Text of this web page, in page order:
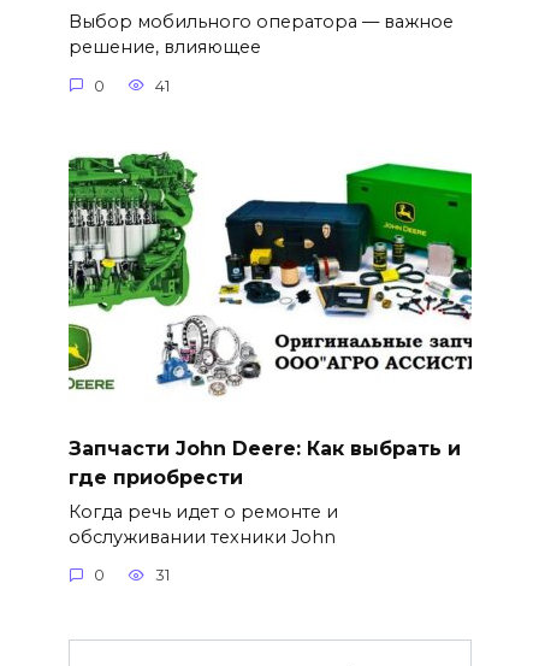
Выбор мобильного оператора — важное
решение, влияющее
0 41
Запчасти John Deere: Как выбрать и
где приобрести
Когда речь идет о ремонте и
обслуживании техники John
0 31